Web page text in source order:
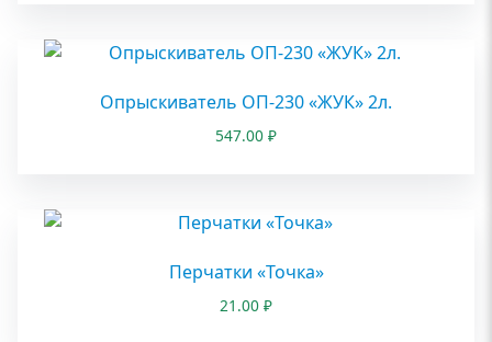
Опрыскиватель ОП-230 «ЖУК» 2л.
547.00 ₽
Перчатки «Точка»
21.00 ₽